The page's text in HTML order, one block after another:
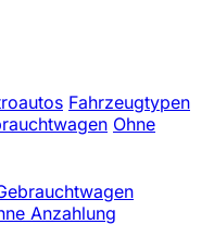
Fahrzeugtypen
Ohne
Anzahlung